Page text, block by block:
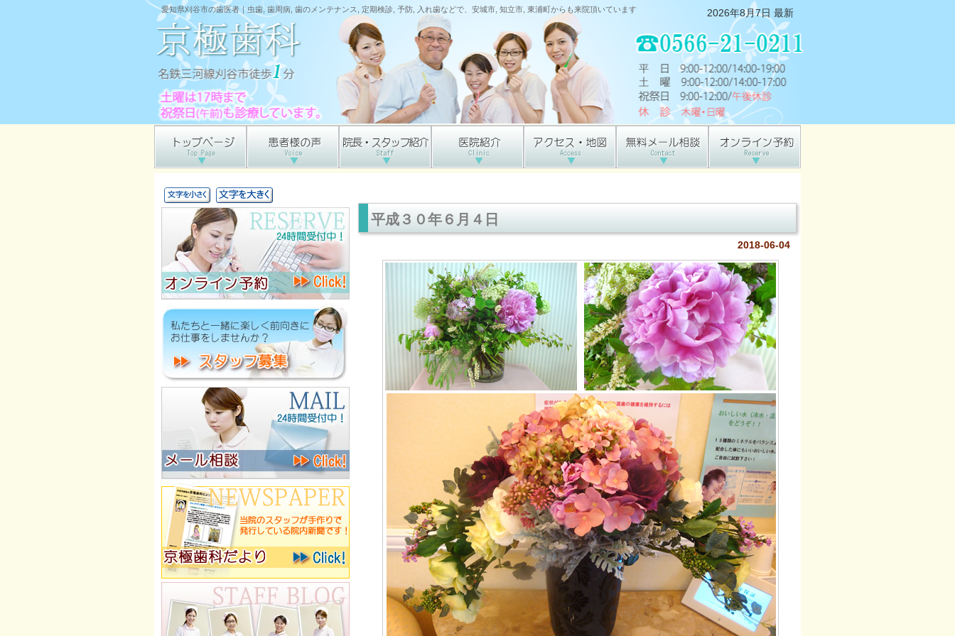
愛知県刈谷市の歯医者｜虫歯, 歯周病, 歯のメンテナンス, 定期検診, 予防, 入れ歯などで、安城市, 知立市, 東浦町からも来院頂いています 2026年8月7日 最新
平成３０年６月４日
2018-06-04